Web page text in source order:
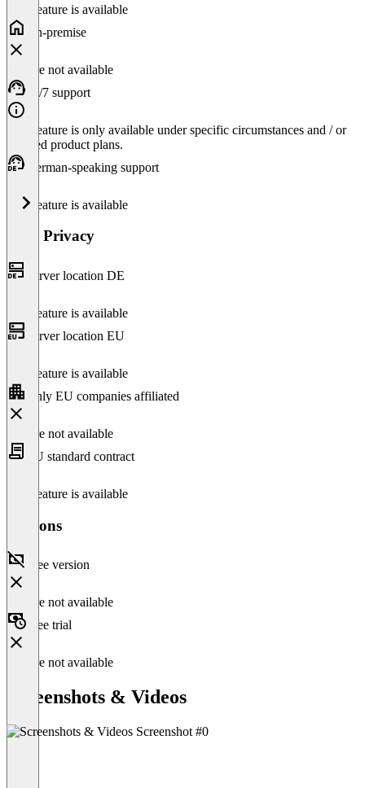
Ergebnisse, mit denen sich die Einsparung umsetzen lässt.
This feature is available
On-premise
Feature not available
24/7 support
This feature is only available under specific circumstances and / or
selected product plans.
German-speaking support
This feature is available
Data Privacy
Server location DE
This feature is available
Server location EU
This feature is available
Only EU companies affiliated
Feature not available
EU standard contract
This feature is available
Versions
Free version
Feature not available
Free trial
Feature not available
Screenshots & Videos